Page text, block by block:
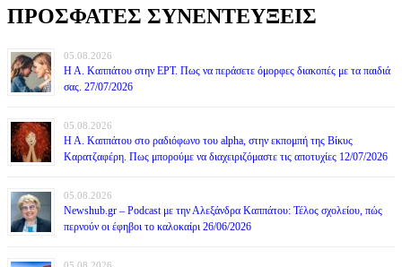
ΠΡΟΣΦΑΤΕΣ ΣΥΝΕΝΤΕΥΞΕΙΣ
05.08.2026
Η Α. Καππάτου στην ΕΡΤ. Πως να περάσετε όμορφες διακοπές με τα παιδιά
σας. 27/07/2026
05.08.2026
Η Α. Καππάτου στο ραδιόφωνο του alpha, στην εκπομπή της Βίκυς
Καρατζαφέρη. Πως μπορούμε να διαχειριζόμαστε τις αποτυχίες 12/07/2026
05.08.2026
Newshub.gr – Podcast με την Αλεξάνδρα Καππάτου: Τέλος σχολείου, πώς
περνούν οι έφηβοι το καλοκαίρι 26/06/2026
05.08.2026